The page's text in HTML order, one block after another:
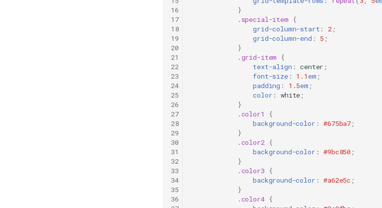
16
17
18
19
20
21
22
23
24
25
26
27
28
29
30
31
32
33
34
35
36
}
. special-item
{
grid-column-start : 2;
grid-column-end : 5 ;
}
.grid-item
{
text-align : center ;
font-size: 1.1 em ;
padding : 1.5em ;
color : white;
}
.color1
{
background-color : #675ba7;
}
.color2 {
background-color : #9bc850 ;
}
.color3
{
background-color : #a62e5c ;
}
.color4 {